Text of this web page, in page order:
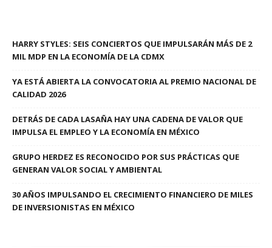
HARRY STYLES: SEIS CONCIERTOS QUE IMPULSARÁN MÁS DE 2
MIL MDP EN LA ECONOMÍA DE LA CDMX
YA ESTÁ ABIERTA LA CONVOCATORIA AL PREMIO NACIONAL DE
CALIDAD 2026
DETRÁS DE CADA LASAÑA HAY UNA CADENA DE VALOR QUE
IMPULSA EL EMPLEO Y LA ECONOMÍA EN MÉXICO
GRUPO HERDEZ ES RECONOCIDO POR SUS PRÁCTICAS QUE
GENERAN VALOR SOCIAL Y AMBIENTAL
30 AÑOS IMPULSANDO EL CRECIMIENTO FINANCIERO DE MILES
DE INVERSIONISTAS EN MÉXICO